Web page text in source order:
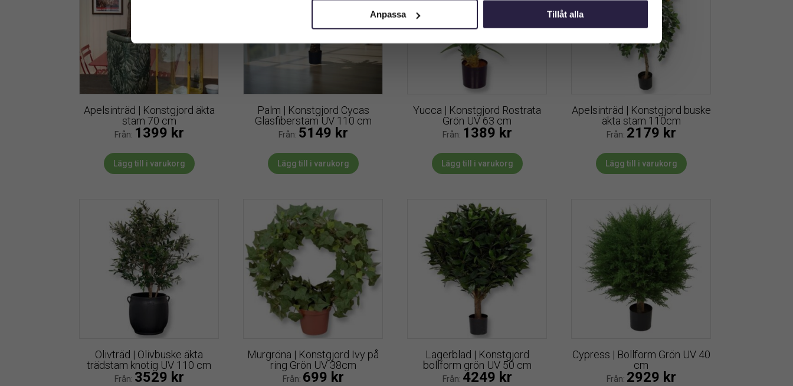
Anpassa Tillåt alla
Apelsinträd | Konstgjord äkta
stam 70 cm
Från: 1399 kr
Lägg till i varukorg
Palm | Konstgjord Cycas
Glasfiberstam UV 110 cm
Från: 5149 kr
Lägg till i varukorg
Yucca | Konstgjord Rostrata
Grön UV 63 cm
Från: 1389 kr
Lägg till i varukorg
Apelsinträd | Konstgjord buske
äkta stam 110cm
Från: 2179 kr
Lägg till i varukorg
Olivträd | Olivbuske äkta
trädstam knotig UV 110 cm
Från: 3529 kr
Murgröna | Konstgjord Ivy på
ring Grön UV 38cm
Från: 699 kr
Lagerblad | Konstgjord
bollform grön UV 50 cm
Från: 4249 kr
Cypress | Bollform Grön UV 40
cm
Från: 2929 kr